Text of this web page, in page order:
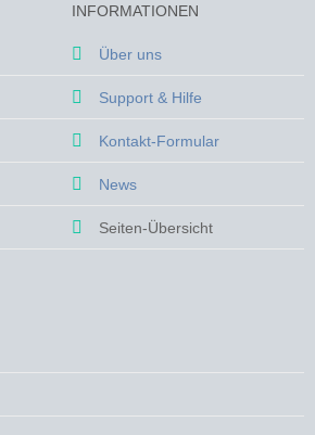
INFORMATIONEN
Über uns
Support & Hilfe
Kontakt-Formular
News
Seiten-Übersicht